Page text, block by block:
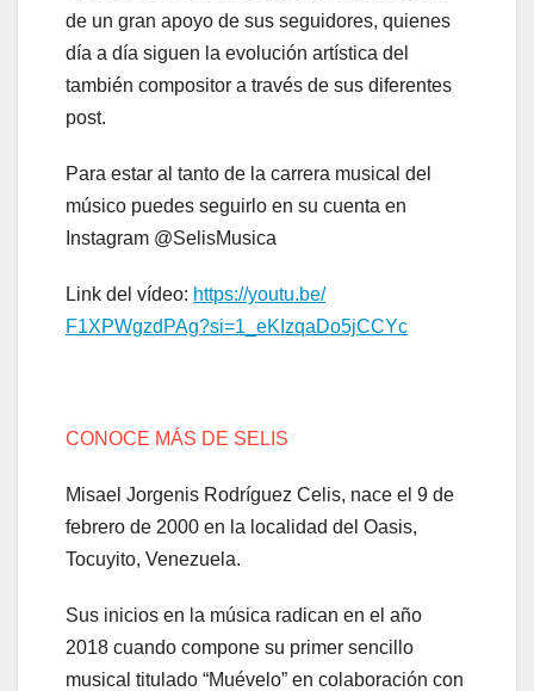
de un gran apoyo de sus seguidores, quienes
día a día siguen la evolución artística del
también compositor a través de sus diferentes
post.
Para estar al tanto de la carrera musical del
músico puedes seguirlo en su cuenta en
Instagram @SelisMusica
Link del vídeo: https://youtu.be/
F1XPWgzdPAg?si=1_ eKIzqaDo5jCCYc
CONOCE MÁS DE SELIS
Misael Jorgenis Rodríguez Celis, nace el 9 de
febrero de 2000 en la localidad del Oasis,
Tocuyito, Venezuela.
Sus inicios en la música radican en el año
2018 cuando compone su primer sencillo
musical titulado “Muévelo” en colaboración con